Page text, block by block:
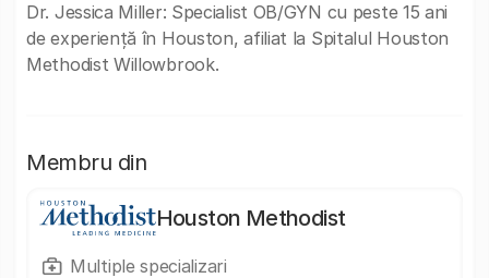
Dr. Jessica Miller: Specialist OB/GYN cu peste 15 ani
de experiență în Houston, afiliat la Spitalul Houston
Methodist Willowbrook.
Membru din
Houston Methodist
Multiple specializari